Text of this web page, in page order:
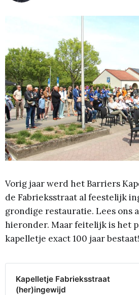
Vorig jaar werd het Barriers
de Fabrieksstraat al feestelijk
grondige restauratie. Lees
hieronder. Maar feitelijk is het
kapelletje exact 100 jaar bestaat!
Kapelletje Fabrieksstraat
(her)ingewijd